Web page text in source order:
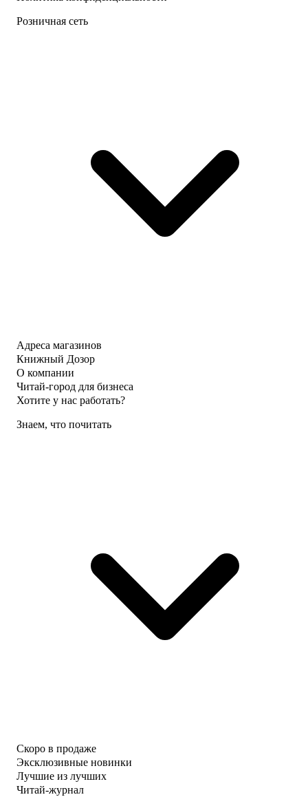
Розничная сеть
Адреса магазинов
Книжный Дозор
О компании
Читай-город для бизнеса
Хотите у нас работать?
Знаем, что почитать
Скоро в продаже
Эксклюзивные новинки
Лучшие из лучших
Читай-журнал